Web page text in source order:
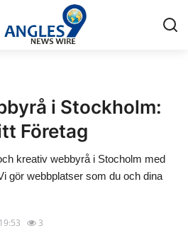
i Stockholm:
Företag
kreativ webbyrå i Stocholm med
gör webbplatser som du och dina
3